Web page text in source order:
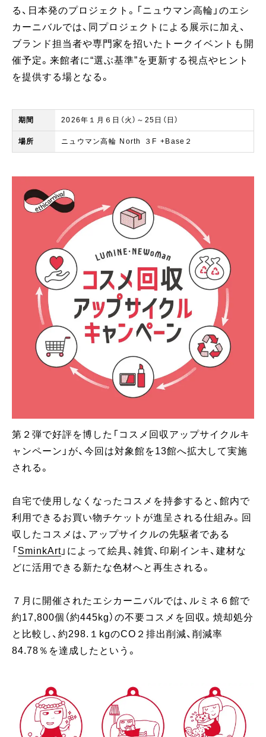
る、日本発のプロジェクト。「ニュウマン高輪」のエシ
カーニバルでは、同プロジェクトによる展示に加え、
ブランド担当者や専門家を招いたトークイベントも開
催予定。来館者に“選ぶ基準”を更新する視点やヒント
を提供する場となる。
期間 ​​ 2026年１月６日（火）～25日（日）
場所 ニュウマン高輪 North ３F +Base２
第２弾で好評を博した「コスメ回収アップサイクルキ
ャンペーン」が、今回は対象館を13館へ拡大して実施
される。
自宅で使用しなくなったコスメを持参すると、館内で
利用できるお買い物チケットが進呈される仕組み。回
収したコスメは、アップサイクルの先駆者である
「 SminkArt 」によって絵具、雑貨、印刷インキ、建材な
どに活用できる新たな色材へと再生される。
７月に開催されたエシカーニバルでは、ルミネ６館で
約17,800個（約445kg）の不要コスメを回収。焼却処分
と比較し、約298.１kgのCO２排出削減、削減率
84.78％を達成したという。